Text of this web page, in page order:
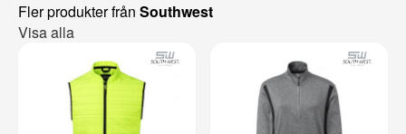
Fler produkter från Southwest
Visa alla